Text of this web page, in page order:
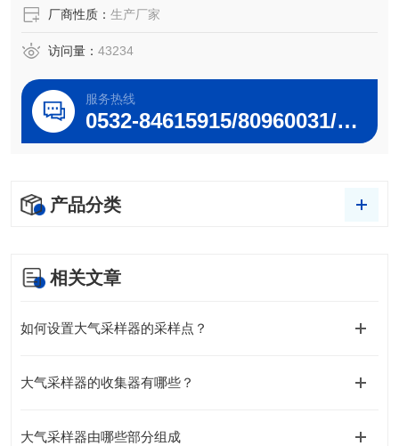
厂商性质： 生产厂家
访问量： 43234
服务热线
0532-84615915/80960031/80960032
产品分类
相关文章
如何设置大气采样器的采样点？
大气采样器的收集器有哪些？
大气采样器由哪些部分组成